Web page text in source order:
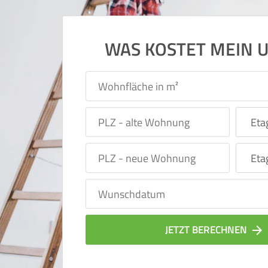
WAS KOSTET MEIN
JETZT BERECHNEN arrow_forward